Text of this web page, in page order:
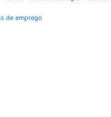
de emprego